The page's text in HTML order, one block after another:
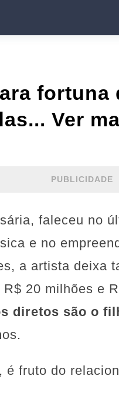
fortuna
Ver
PUBLICIDADE
faleceu no
e no
a artista deixa
20 milhões e
diretos são o
é fruto do